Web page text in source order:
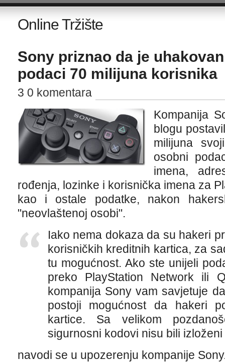
Online Tržište
Sony priznao da je
podaci 70 milijuna korisnika
3 0 komentara
Kompanija
blogu
milijuna
osobni
imena,
rođenja, lozinke i korisnička imena za
kao i ostale podatke, nakon
"neovlaštenoj osobi".
Iako nema dokaza da su hakeri
korisničkih kreditnih kartica, za
tu mogućnost. Ako ste unijeli
preko PlayStation Network ili
kompanija Sony vam savjetuje
postoji mogućnost da hakeri
kartice. Sa velikom
sigurnosni kodovi nisu bili
navodi se u upozerenju kompanije